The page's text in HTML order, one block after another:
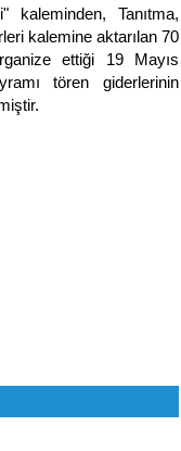
kaleminden, Tanıtma,
kalemine aktarılan 70
ettiği 19 Mayıs
tören giderlerinin